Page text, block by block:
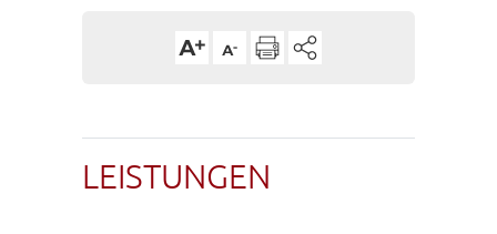
LEISTUNGEN